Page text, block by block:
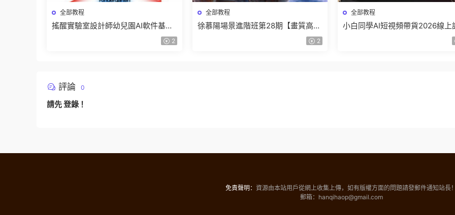
全部教程
搖醒實驗室設計師幼兒園AI軟件基礎
2
全部教程
徐慕陽場景進階班第28期【畫質高清
2
全部教程
小白同學AI短視頻帶貨2026線上
評論 0
請先登錄 ！
免責聲明： 資源由本站用戶從網上收集上傳，如有版權方面的問題請發郵件通知站長
郵箱：hanqihaop@gmail.com